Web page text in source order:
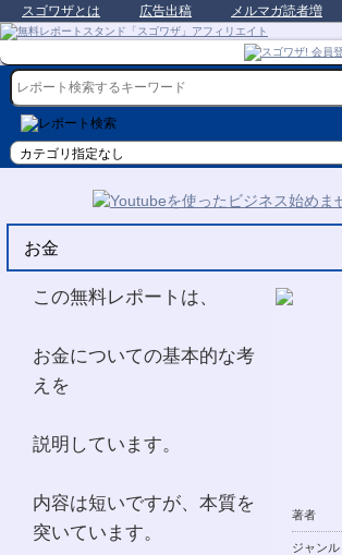
スゴワザとは 広告出稿 メルマガ読者増
お金
著者
ジャンル
この無料レポートは、
お金についての基本的な考
えを
説明しています。
内容は短いですが、本質を
突いています。